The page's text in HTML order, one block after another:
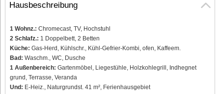
Hausbeschreibung
1 Wohnz.: Chromecast, TV, Hochstuhl
2 Schlafz.: 1 Doppelbett, 2 Betten
Küche: Gas-Herd, Kühlschr., Kühl-Gefrier-Kombi, ofen, Kaffeem.
Bad: Waschm., WC, Dusche
1 Außenbereich: Gartenmöbel, Liegestühle, Holzkohlegrill, Indhegnet
grund, Terrasse, Veranda
Und: E-Heiz., Naturgrundst. 41 m², Ferienhausgebiet